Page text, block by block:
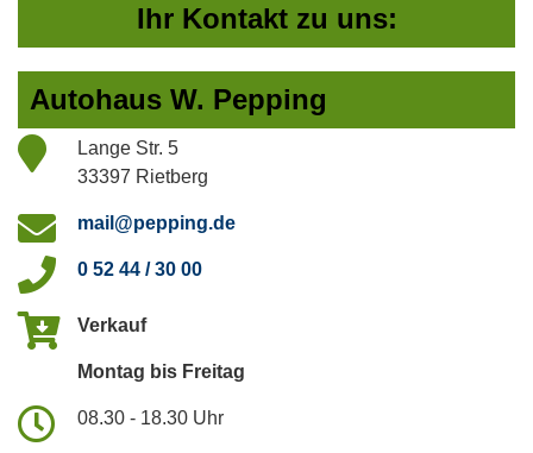
Ihr Kontakt zu uns:
Autohaus W. Pepping
Lange Str. 5
33397 Rietberg
mail@pepping.de
0 52 44 / 30 00
Verkauf
Montag bis Freitag
08.30 - 18.30 Uhr